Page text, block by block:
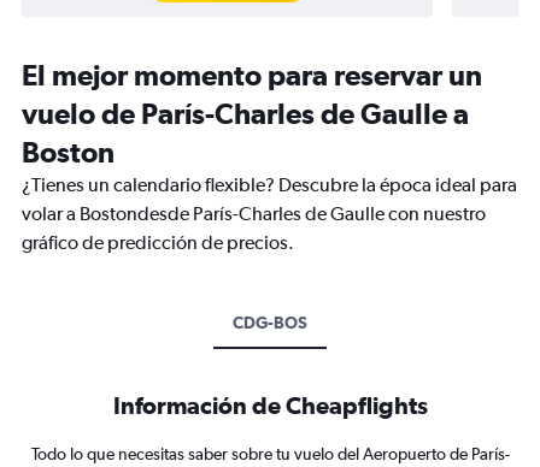
El mejor momento para reservar un
vuelo de París-Charles de Gaulle a
Boston
¿Tienes un calendario flexible? Descubre la época ideal para
volar a Bostondesde París-Charles de Gaulle con nuestro
gráfico de predicción de precios.
CDG-BOS
Información de Cheapflights
Todo lo que necesitas saber sobre tu vuelo del Aeropuerto de París-